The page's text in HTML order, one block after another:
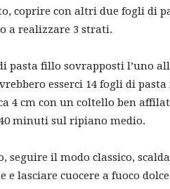
coprire con altri due fogli di
a realizzare 3 strati.
pasta fillo sovrapposti l’uno
esserci 14 fogli di
4 cm con un coltello ben
minuti sul ripiano medio.
seguire il modo classico,
lasciare cuocere a fuoco